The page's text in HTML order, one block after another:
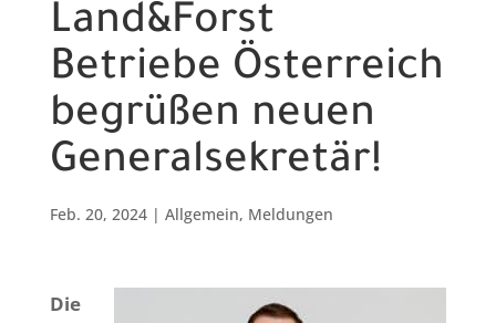
Land&Forst
Betriebe Österreich
begrüßen neuen
Generalsekretär!
Feb. 20, 2024| Allgemein, Meldungen
Die